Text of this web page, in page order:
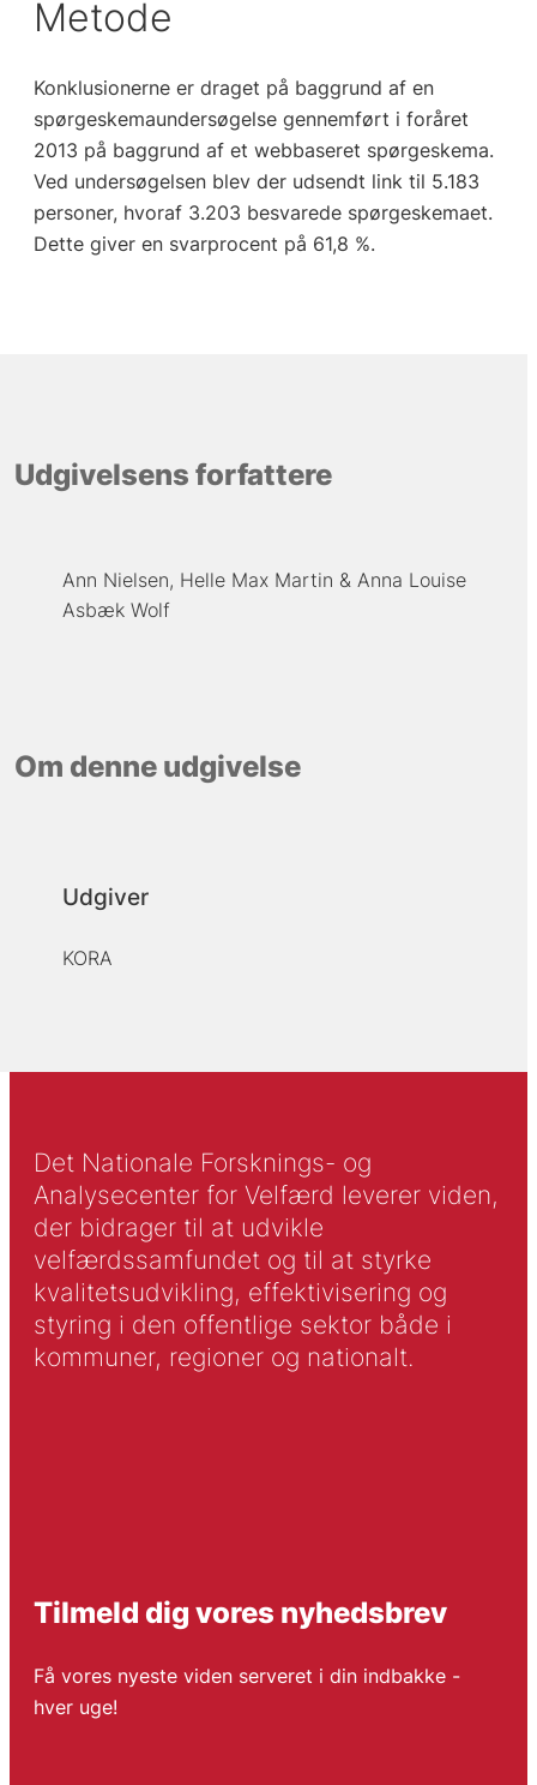
Metode
Konklusionerne er draget på baggrund af en
spørgeskemaundersøgelse gennemført i foråret
2013 på baggrund af et webbaseret spørgeskema.
Ved undersøgelsen blev der udsendt link til 5.183
personer, hvoraf 3.203 besvarede spørgeskemaet.
Dette giver en svarprocent på 61,8 %.
Udgivelsens forfattere
Ann Nielsen Helle Max Martin
Anna Louise
Asbæk Wolf
Om denne udgivelse
Udgiver
KORA
Det Nationale Forsknings- og
Analysecenter for Velfærd leverer viden,
der bidrager til at udvikle
velfærdssamfundet og til at styrke
kvalitetsudvikling, effektivisering og
styring i den offentlige sektor både i
kommuner, regioner og nationalt.
Tilmeld dig vores nyhedsbrev
Få vores nyeste viden serveret i din indbakke -
hver uge!